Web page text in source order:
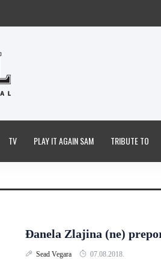
TV PLAY IT AGAIN SAM TRIBUTE TO
Đanela Zlajina (ne)
Sead Vegara 07.08.2018.